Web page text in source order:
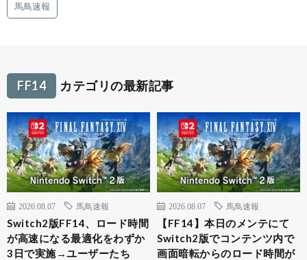
馬鳥速報
FF14 カテゴリの最新記事
2026.08.07 馬鳥速報
Switch2版FF14、ロード時間
が高速になる最適化をわずか
3日で実施→ユーザーたち
2026.08.07 馬鳥速報
【FF14】本日のメンテにて
Switch2版でコンテンツ内で
画面暗転からのロード時間が